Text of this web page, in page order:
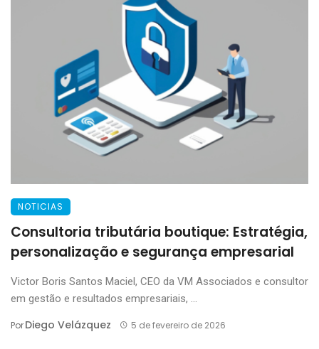
NOTICIAS
Consultoria tributária boutique: Estratégia,
personalização e segurança empresarial
Victor Boris Santos Maciel, CEO da VM Associados e consultor
em gestão e resultados empresariais, ...
PorDiego Velázquez 5 de fevereiro de 2026